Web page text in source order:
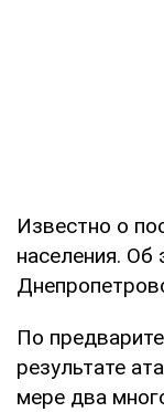
Известно о
населения. Об
По
результате
мере два